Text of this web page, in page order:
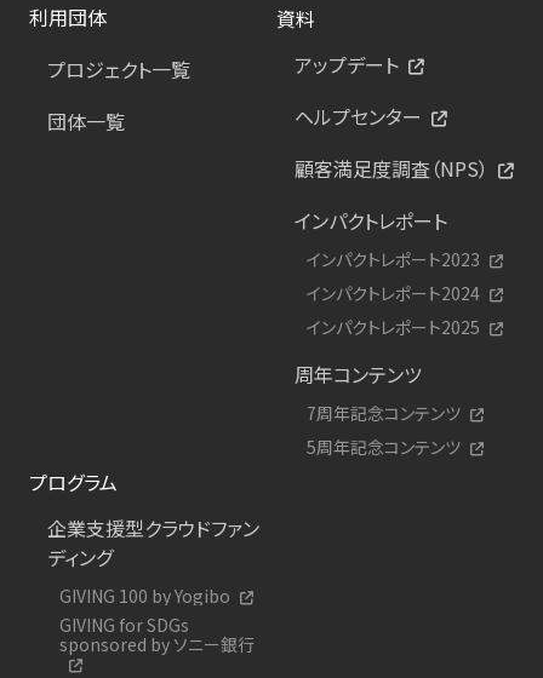
利用団体
プロジェクト一覧
団体一覧
資料
アップデート
ヘルプセンター
顧客満足度調査（NPS）
インパクトレポート
インパクトレポート2023
インパクトレポート2024
インパクトレポート2025
周年コンテンツ
7周年記念コンテンツ
5周年記念コンテンツ
プログラム
企業支援型クラウドファン
ディング
GIVING 100 by Yogibo
GIVING for SDGs
sponsored by ソニー銀行